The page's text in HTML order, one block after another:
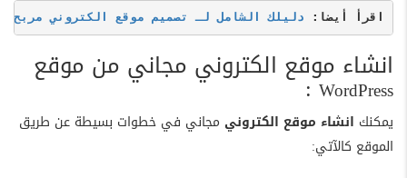
اقرأ أيضا: دليلك الشامل لـ تصميم موقع الكتروني مربح
انشاء موقع الكتروني مجاني من موقع
WordPress
:
يمكنك انشاء موقع الكتروني مجاني في خطوات بسيطة عن طريق
الموقع كالآتي: